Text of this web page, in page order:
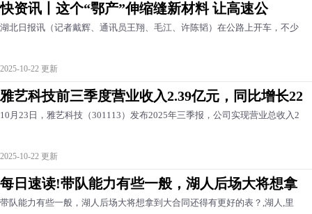
快资讯丨这个“鄂产”伸缩缝新材料 让高速公
湖北日报讯（记者戴辉、通讯员王翔、毛江、许陈韬）在公路上开车，不少
2025-10-22 更新
雅艺科技前三季度营业收入2.39亿元，同比增长22
10月23日，雅艺科技（301113）发布2025年三季报，公司实现营业总收入2
2025-10-22 更新
每日速读!带队能力有些一般，湖人后场大将想拿
带队能力有些一般，湖人后场大将想拿到大合同还得有更好的表？,湖人,里